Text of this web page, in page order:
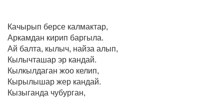
Качырып берсе калмактар,
Аркамдан кирип баргыла.
Ай балта, кылыч, найза алып,
Кылычташар эр кандай.
Кылкылдаган жоо келип,
Кырылышар жер кандай.
Кызыганда чубурган,